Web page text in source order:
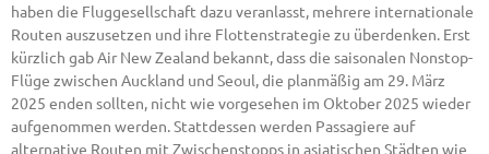
haben die Fluggesellschaft dazu veranlasst, mehrere internationale
Routen auszusetzen und ihre Flottenstrategie zu überdenken. Erst
kürzlich gab Air New Zealand bekannt, dass die saisonalen Nonstop-
Flüge zwischen Auckland und Seoul, die planmäßig am 29. März
2025 enden sollten, nicht wie vorgesehen im Oktober 2025 wieder
aufgenommen werden. Stattdessen werden Passagiere auf
alternative Routen mit Zwischenstopps in asiatischen Städten wie